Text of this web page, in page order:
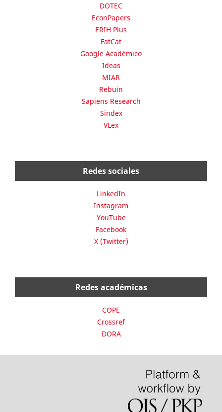
DOTEC
EconPapers
ERIH Plus
FatCat
Google Académico
Ideas
MIAR
Rebuin
Sapiens Research
Sindex
VLex
Redes sociales
LinkedIn
Instagram
YouTube
Facebook
X (Twitter)
Redes académicas
COPE
Crossref
DORA